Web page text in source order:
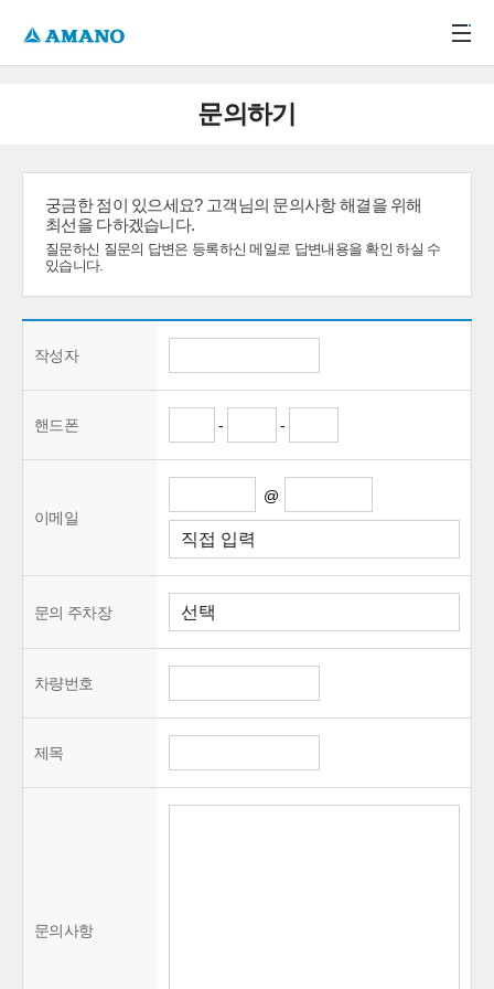
문의하기
궁금한 점이 있으세요? 고객님의 문의사항 해결을 위해
최선을 다하겠습니다.
질문하신 질문의 답변은 등록하신 메일로 답변내용을 확인 하실 수
있습니다.
작성자
핸드폰 - -
이메일
@
문의 주차장
차량번호
제목
문의사항